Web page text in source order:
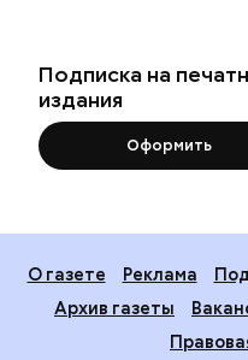
Подписка на
издания
Оформить
О газете Реклама
Архив газеты